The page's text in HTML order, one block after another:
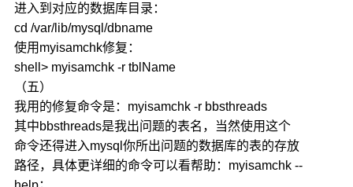
进入到对应的数据库目录：
cd /var/lib/mysql/dbname
使用myisamchk修复：
shell> myisamchk -r tblName
（五）
我用的修复命令是：myisamchk -r bbsthreads
其中bbsthreads是我出问题的表名，当然使用这个
命令还得进入mysql你所出问题的数据库的表的存放
路径，具体更详细的命令可以看帮助：myisamchk --